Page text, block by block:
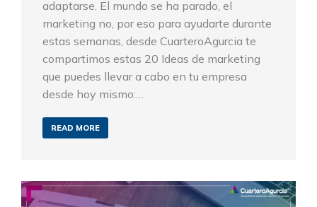
adaptarse. El mundo se ha parado, el
marketing no, por eso para ayudarte durante
estas semanas, desde CuarteroAgurcia te
compartimos estas 20 Ideas de marketing
que puedes llevar a cabo en tu empresa
desde hoy mismo:…
READ MORE